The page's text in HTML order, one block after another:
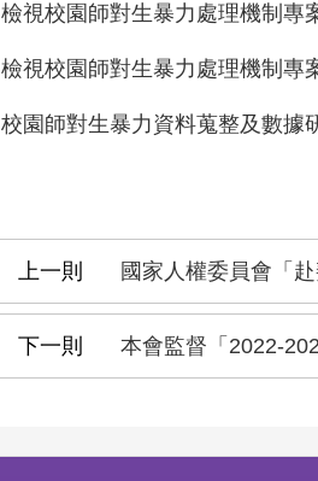
檢視校園師對生暴力處理機制專
檢視校園師對生暴力處理機制專
校園師對生暴力資料蒐整及數據
國家人權委員會「
本會監督「2022-